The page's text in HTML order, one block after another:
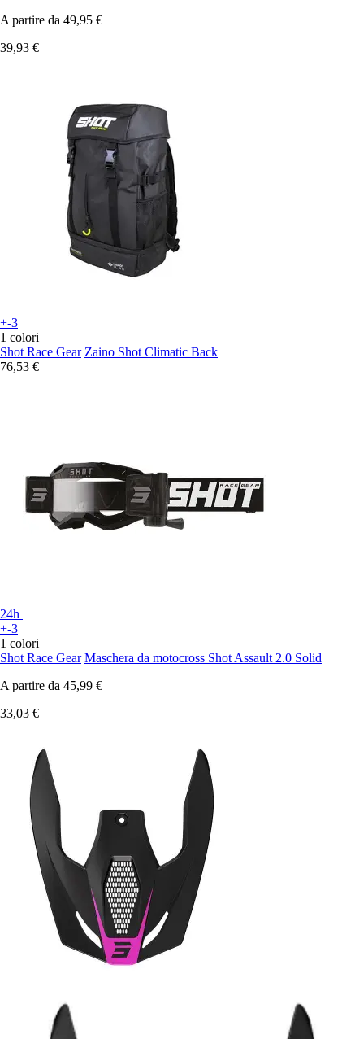
A partire da 49,95 €
39,93 €
+-3
1 colori
Shot Race Gear Zaino Shot Climatic Back
76,53 €
24h
+-3
1 colori
Shot Race Gear Maschera da motocross Shot Assault 2.0 Solid
A partire da 45,99 €
33,03 €